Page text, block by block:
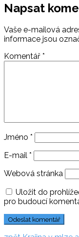
Napsat
Vaše e-mailová
informace jsou
Komentář *
Jméno *
E-mail *
Webová stránka
Uložit do
pro budoucí